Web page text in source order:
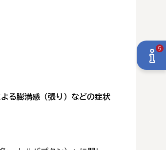
る膨満感（張り）などの症状
5